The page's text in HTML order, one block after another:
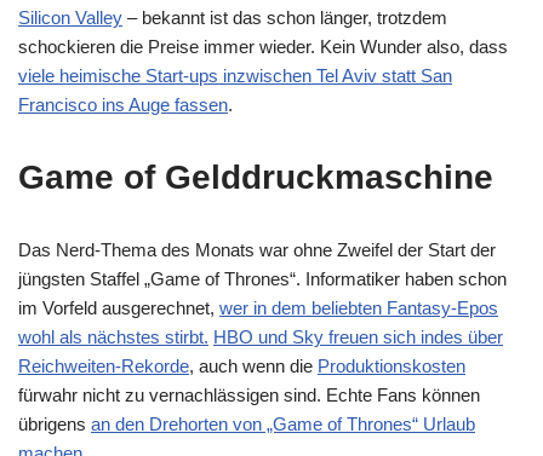
Silicon Valley – bekannt ist das schon länger, trotzdem
schockieren die Preise immer wieder. Kein Wunder also, dass
viele heimische Start-ups inzwischen Tel Aviv statt San
Francisco ins Auge fassen.
Game of Gelddruckmaschine
Das Nerd-Thema des Monats war ohne Zweifel der Start der
jüngsten Staffel „Game of Thrones“. Informatiker haben schon
im Vorfeld ausgerechnet, wer in dem beliebten Fantasy-Epos
wohl als nächstes stirbt. HBO und Sky freuen sich indes über
Reichweiten-Rekorde, auch wenn die Produktionskosten
fürwahr nicht zu vernachlässigen sind. Echte Fans können
übrigens an den Drehorten von „Game of Thrones“ Urlaub